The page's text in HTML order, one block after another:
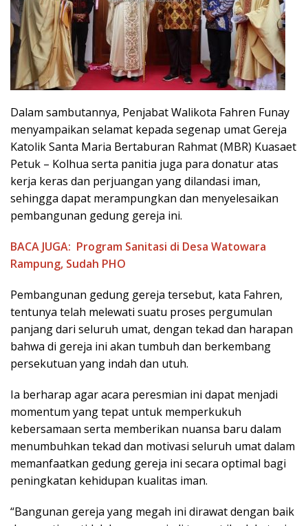
Dalam sambutannya, Penjabat Walikota Fahren Funay
menyampaikan selamat kepada segenap umat Gereja
Katolik Santa Maria Bertaburan Rahmat (MBR) Kuasaet
Petuk – Kolhua serta panitia juga para donatur atas
kerja keras dan perjuangan yang dilandasi iman,
sehingga dapat merampungkan dan menyelesaikan
pembangunan gedung gereja ini.
BACA JUGA: Program Sanitasi di Desa Watowara
Rampung, Sudah PHO
Pembangunan gedung gereja tersebut, kata Fahren,
tentunya telah melewati suatu proses pergumulan
panjang dari seluruh umat, dengan tekad dan harapan
bahwa di gereja ini akan tumbuh dan berkembang
persekutuan yang indah dan utuh.
Ia berharap agar acara peresmian ini dapat menjadi
momentum yang tepat untuk memperkukuh
kebersamaan serta memberikan nuansa baru dalam
menumbuhkan tekad dan motivasi seluruh umat dalam
memanfaatkan gedung gereja ini secara optimal bagi
peningkatan kehidupan kualitas iman.
“Bangunan gereja yang megah ini dirawat dengan baik